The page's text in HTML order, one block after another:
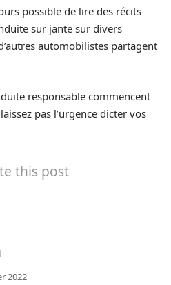
possible de lire des récits
sur jante sur divers
automobilistes partagent
responsable commencent
pas l’urgence dicter vos
this post
2022